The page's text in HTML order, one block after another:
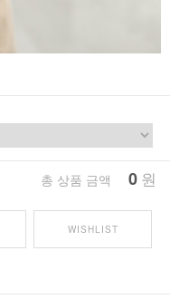
총 상품 금액 0 원
WISHLIST